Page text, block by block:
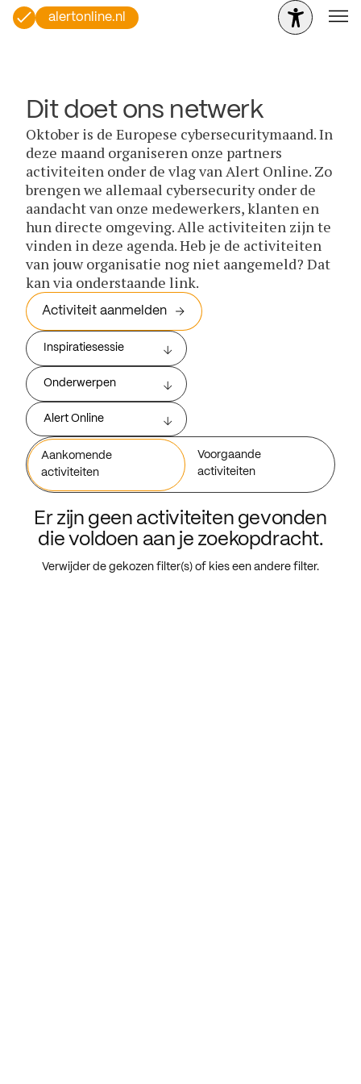
alertonline.nl
Dit doet ons netwerk
Oktober is de Europese cybersecuritymaand. In
deze maand organiseren onze partners
activiteiten onder de vlag van Alert Online. Zo
brengen we allemaal cybersecurity onder de
aandacht van onze medewerkers, klanten en
hun directe omgeving. Alle activiteiten zijn te
vinden in deze agenda. Heb je de activiteiten
van jouw organisatie nog niet aangemeld? Dat
kan via onderstaande link.
Activiteit aanmelden
Inspiratiesessie
Onderwerpen
Alert Online
Aankomende
activiteiten
Voorgaande
activiteiten
Er zijn geen activiteiten gevonden
die voldoen aan je zoekopdracht.
Verwijder de gekozen filter(s) of kies een andere filter.